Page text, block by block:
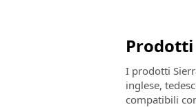
Prodotti
I prodotti
inglese,
compatibili